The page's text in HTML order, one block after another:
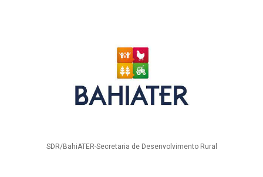
SDR/BahiATER-Secretaria de Desenvolvimento Rural